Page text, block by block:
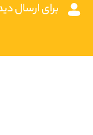
برای ارسال